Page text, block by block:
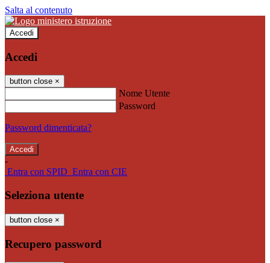
Salta al contenuto
Accedi
Accedi
button close ×
Nome Utente
Password
Password dimenticata?
-
Entra con SPID Entra con CIE
Seleziona utente
button close ×
Recupero password